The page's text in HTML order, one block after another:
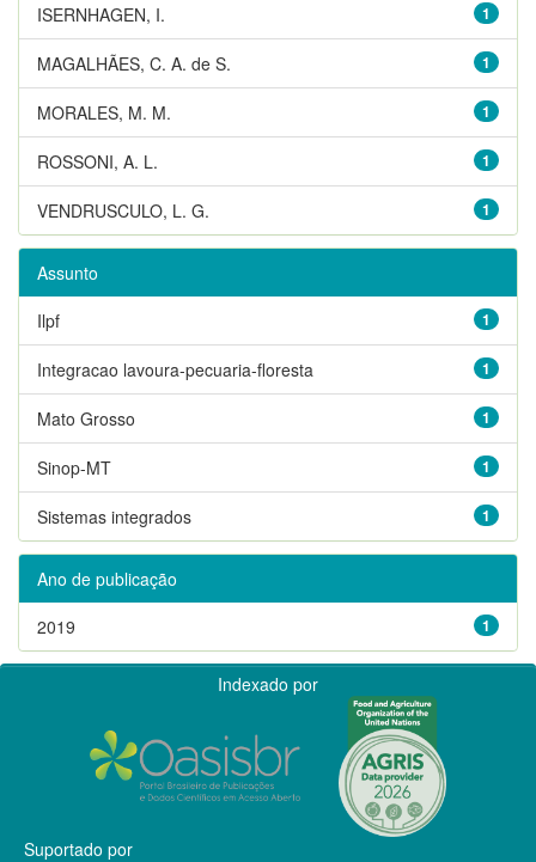
1
ISERNHAGEN, I.
1
MAGALHÃES, C. A. de S.
1
MORALES, M. M.
1
ROSSONI, A. L.
1
VENDRUSCULO, L. G.
Assunto
1
Ilpf
1
Integracao lavoura-pecuaria-floresta
1
Mato Grosso
1
Sinop-MT
1
Sistemas integrados
Ano de publicação
1
2019
Indexado por
Suportado por